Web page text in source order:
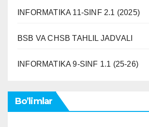
INFORMATIKA 11-SINF 2.1 (2025)
BSB VA CHSB TAHLIL JADVALI
INFORMATIKA 9-SINF 1.1 (25-26)
Bo’limlar